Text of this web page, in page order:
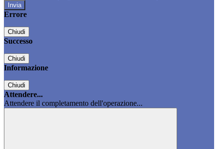
Errore
Chiudi
Successo
Chiudi
Informazione
Chiudi
Attendere...
Attendere il completamento dell'operazione...